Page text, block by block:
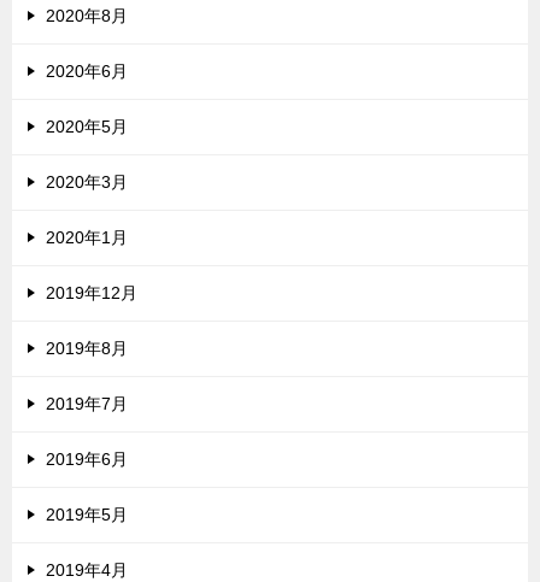
2020年8月
2020年6月
2020年5月
2020年3月
2020年1月
2019年12月
2019年8月
2019年7月
2019年6月
2019年5月
2019年4月